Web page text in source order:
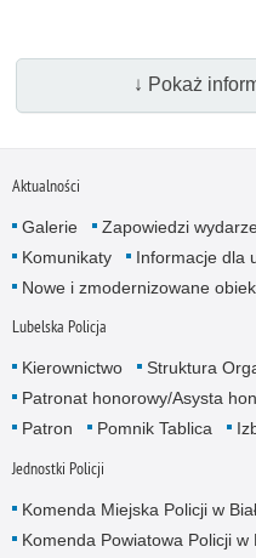
↓ Pokaż
Aktualności
Galerie Zapowiedzi
Komunikaty
Informacje dla
Nowe i zmodernizowane
Lubelska Policja
Kierownictwo
Struktura
Patronat honorowy/Asysta
Patron
Pomnik Tablica
Jednostki Policji
Komenda Miejska Policji w
Komenda Powiatowa Policji w